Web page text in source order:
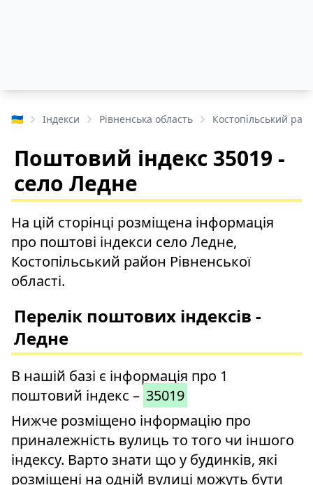
🇺🇦 Індекси Рівненська область Костопільський
Поштовий індекс 35019 -
село Ледне
На цій сторінці розміщена інформація
про поштові індекси село Ледне,
Костопільський район Рівненської
області.
Перелік поштових індексів -
Ледне
В нашій базі є інформація про 1
поштовий індекс – 35019
Нижче розміщено інформацію про
приналежність вулиць то того чи іншого
індексу. Варто знати що у будинків, які
розміщені на одній вулиці можуть бути